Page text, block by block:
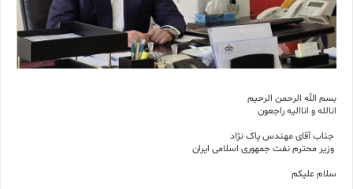
بسم الله الرحمن الرحیم
انالله و اناالیه راجعون
جناب آقای مهندس پاک نژاد
وزیر محترم نفت جمهوری اسلامی ایران
سلام علیکم